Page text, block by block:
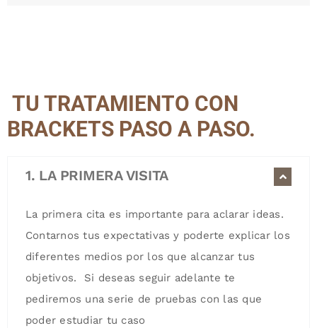
TU TRATAMIENTO CON
BRACKETS PASO A PASO.
1. LA PRIMERA VISITA
La primera cita es importante para aclarar ideas.
Contarnos tus expectativas y poderte explicar los
diferentes medios por los que alcanzar tus
objetivos. Si deseas seguir adelante te
pediremos una serie de pruebas con las que
poder estudiar tu caso